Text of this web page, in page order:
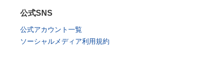
公式SNS
公式アカウント一覧
ソーシャルメディア利用規約